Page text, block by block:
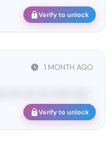
Verify to unlock
1 MONTH AGO
Verify to unlock